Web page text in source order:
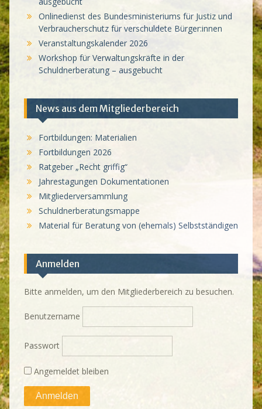
Onlinedienst des Bundesministeriums für Justiz und
Verbraucherschutz für verschuldete Bürger:innen
Veranstaltungskalender 2026
Workshop für Verwaltungskräfte in der
Schuldnerberatung – ausgebucht
News aus dem Mitgliederbereich
Fortbildungen: Materialien
Fortbildungen 2026
Ratgeber „Recht griffig“
Jahrestagungen Dokumentationen
Mitgliederversammlung
Schuldnerberatungsmappe
Material für Beratung von (ehemals) Selbstständigen
Anmelden
Bitte anmelden, um den Mitgliederbereich zu besuchen.
Benutzername
Passwort
Angemeldet bleiben